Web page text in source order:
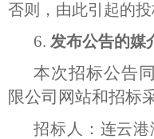
否则，由此引起的投
6. 发布公告的媒
本次招标公告
限公司网站和招标
招标人：连云